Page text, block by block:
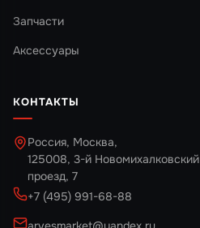
Запчасти
Аксессуары
КОНТАКТЫ
Россия, Москва,
125008, 3-й Новомихалковский
проезд, 7
+7 (495) 991-68-88